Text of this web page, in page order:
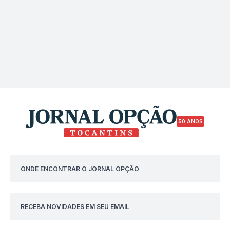
50 ANOS
ONDE ENCONTRAR O JORNAL OPÇÃO
RECEBA NOVIDADES EM SEU EMAIL